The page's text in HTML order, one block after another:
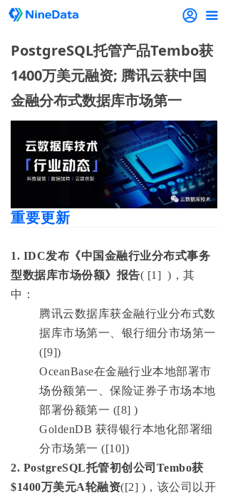
끀
PostgreSQL托管产品Tembo获
1400万美元融资; 腾讯云获中国
金融分布式数据库市场第一
重要更新
1. IDC发布《中国金融行业分布式事务
型数据库市场份额》报告( [1] )，其
中：
腾讯云数据库获金融行业分布式数
据库市场第一、银行细分市场第一
([9])
OceanBase在金融行业本地部署市
场份额第一、保险证券子市场本地
部署份额第一 ([8] )
GoldenDB 获得银行本地化部署细
分市场第一 ([10])
2. PostgreSQL托管初创公司Tembo获
$1400万美元A轮融资([2] )，该公司以开